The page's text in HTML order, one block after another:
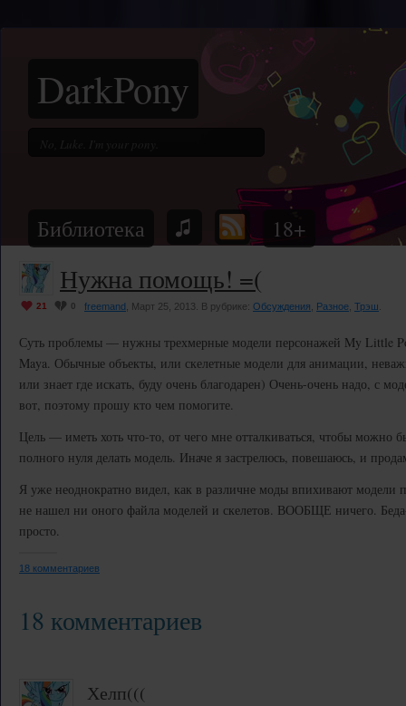
DarkPony
Библиотека 18+
Нужна помощь! =(
21 0 freemand , Март 25, 2013. В рубрике: Обсуждения Разное Трэш
Суть проблемы — нужны трехмерные модели персонажей My Little
Maya. Обычные объекты, или скелетные модели для анимации,
или знает где искать, буду очень благодарен) Очень-очень надо, с
вот, поэтому прошу кто чем помогите.
Цель — иметь хоть что-то, от чего мне отталкиваться, чтобы можно
полного нуля делать модель. Иначе я застрелюсь, повешаюсь, и
Я уже неоднократно видел, как в различне моды впихивают
не нашел ни оного файла моделей и скелетов. ВООБЩЕ ничего.
просто.
18 комментариев
18 комментариев
Хелп(((